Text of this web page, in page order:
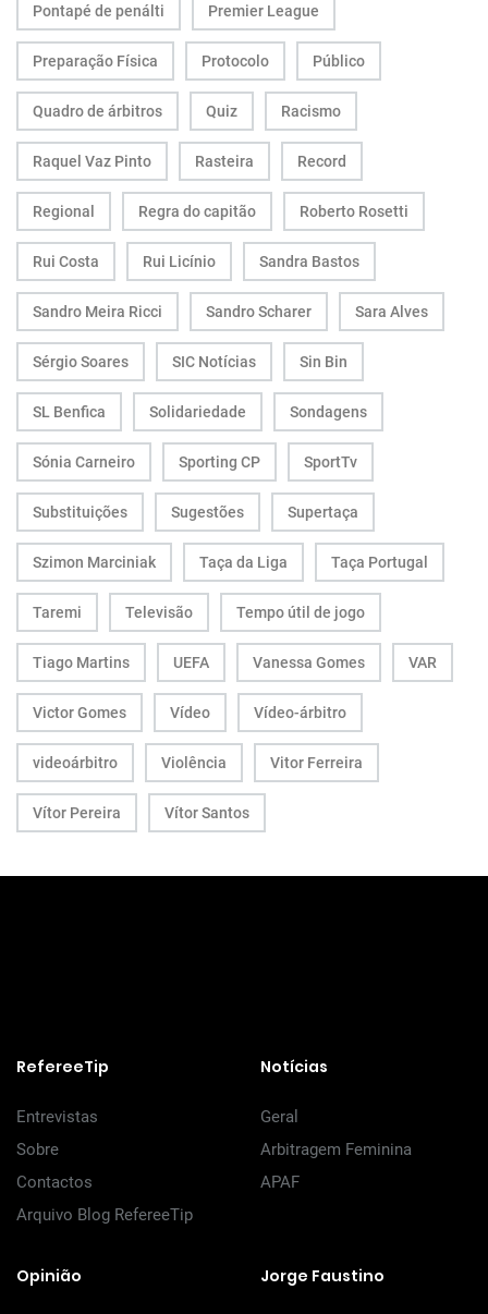
Pontapé de penálti Premier League
Preparação Física Protocolo Público
Quadro de árbitros Quiz Racismo
Raquel Vaz Pinto Rasteira Record
Regional Regra do capitão Roberto Rosetti
Rui Costa Rui Licínio Sandra Bastos
Sandro Meira Ricci Sandro Scharer Sara Alves
Sérgio Soares SIC Notícias Sin Bin
SL Benfica Solidariedade Sondagens
Sónia Carneiro Sporting CP SportTv
Substituições Sugestões Supertaça
Szimon Marciniak Taça da Liga Taça Portugal
Taremi Televisão Tempo útil de jogo
Tiago Martins UEFA Vanessa Gomes VAR
Victor Gomes Vídeo Vídeo-árbitro
videoárbitro Violência Vitor Ferreira
Vítor Pereira Vítor Santos
RefereeTip
Entrevistas
Sobre
Contactos
Arquivo Blog RefereeTip
Notícias
Geral
Arbitragem Feminina
APAF
Opinião Jorge Faustino